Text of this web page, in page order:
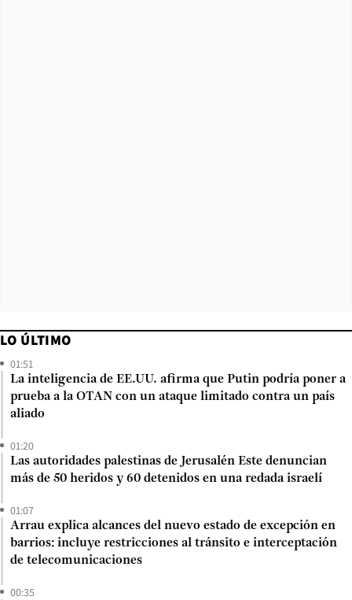
LO ÚLTIMO
01:51
La inteligencia de EE.UU. afirma que Putin podría poner a
prueba a la OTAN con un ataque limitado contra un país
aliado
01:20
Las autoridades palestinas de Jerusalén Este denuncian
más de 50 heridos y 60 detenidos en una redada israelí
01:07
Arrau explica alcances del nuevo estado de excepción en
barrios: incluye restricciones al tránsito e interceptación
de telecomunicaciones
00:35